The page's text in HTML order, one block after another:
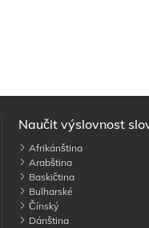
Naučit výslovnost
Afrikánština
Arabština
Baskičtina
Bulharské
Čínský
Dánština